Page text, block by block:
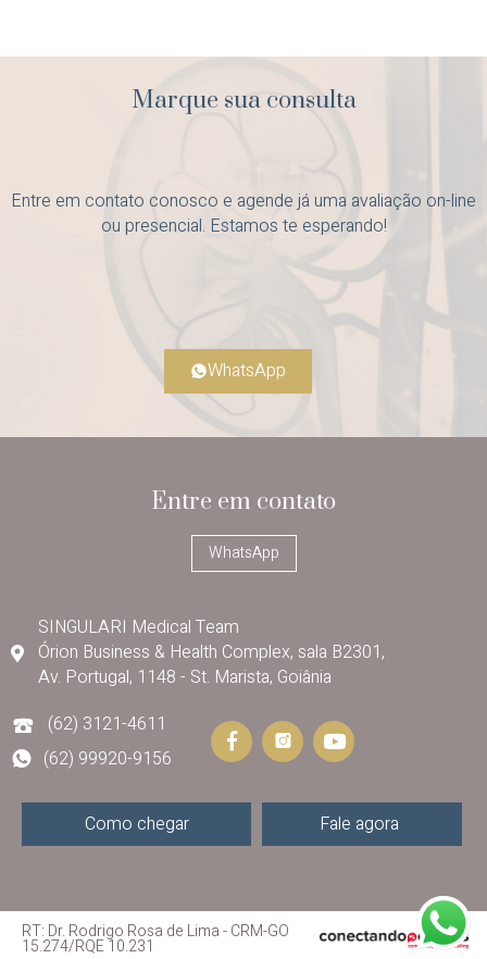
Marque sua consulta
Entre em contato conosco e agende já uma avaliação on-line
ou presencial. Estamos te esperando!
WhatsApp
Entre em contato
WhatsApp
SINGULARI Medical Team
Órion Business & Health Complex, sala B2301,
Av. Portugal, 1148 - St. Marista, Goiânia
(62) 3121-4611
(62) 99920-9156
Como chegar Fale agora
RT: Dr. Rodrigo Rosa de Lima - CRM-GO
15.274/RQE 10.231